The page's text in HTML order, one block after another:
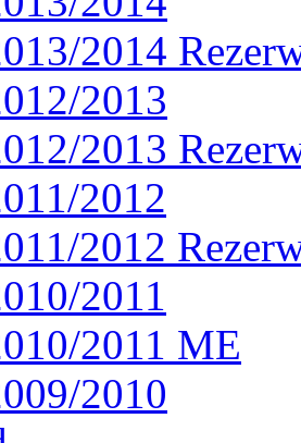
2014
2013
2013
2012
2012
2011
2011 ME
2010